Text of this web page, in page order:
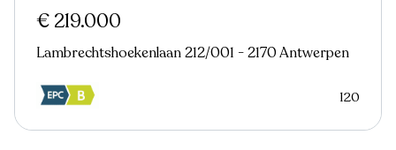
€ 219.000
Lambrechtshoekenlaan 212/001 - 2170 Antwerpen
120